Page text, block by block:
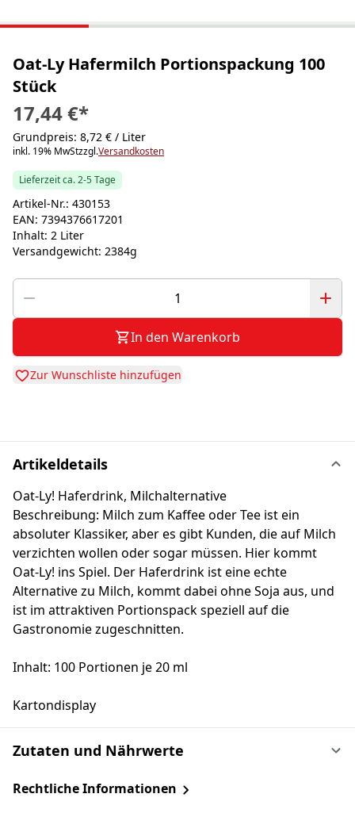
Oat-Ly Hafermilch Portionspackung 100
Stück
17,44 €*
Grundpreis: 8,72 € / Liter
inkl. 19% MwStzzgl.Versandkosten
Lieferzeit ca. 2-5 Tage
Artikel-Nr.: 430153
EAN: 7394376617201
Inhalt: 2 Liter
Versandgewicht: 2384g
In den Warenkorb
Zur Wunschliste hinzufügen
Artikeldetails
Oat-Ly! Haferdrink, Milchalternative
Beschreibung: Milch zum Kaffee oder Tee ist ein
absoluter Klassiker, aber es gibt Kunden, die auf Milch
verzichten wollen oder sogar müssen. Hier kommt
Oat-Ly! ins Spiel. Der Haferdrink ist eine echte
Alternative zu Milch, kommt dabei ohne Soja aus, und
ist im attraktiven Portionspack speziell auf die
Gastronomie zugeschnitten.
Inhalt: 100 Portionen je 20 ml
Kartondisplay
Zutaten und Nährwerte
Rechtliche Informationen